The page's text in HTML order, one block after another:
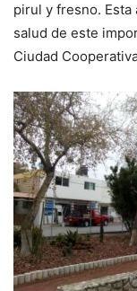
pirul y fresno.
salud de este
Ciudad